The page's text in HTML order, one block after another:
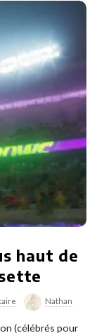
haut de
Nathan
(célébrés pour